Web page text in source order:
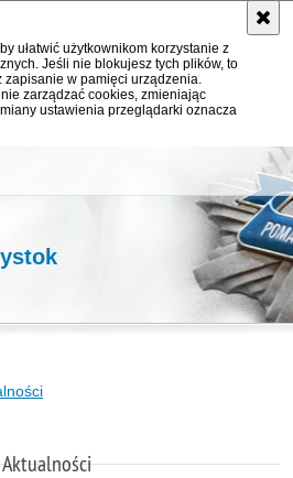
ułatwić użytkownikom korzystanie z
Jeśli nie blokujesz tych plików, to
w pamięci urządzenia.
zarządzać cookies, zmieniając
ustawienia przeglądarki oznacza
Aktualności